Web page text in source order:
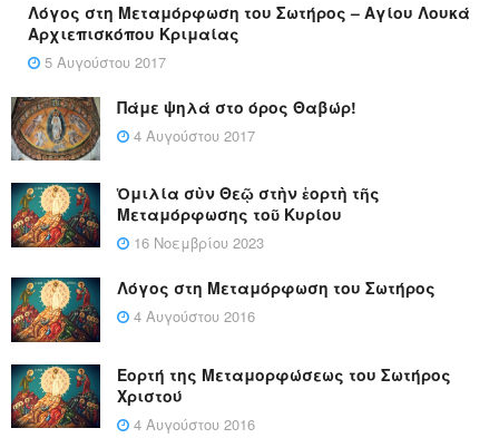
Λόγος στη Μεταμόρφωση του Σωτήρος – Αγίου Λουκά
Αρχιεπισκόπου Κριμαίας
5 Αυγούστου 2017
Πάμε ψηλά στο όρος Θαβώρ!
4 Αυγούστου 2017
Ὁμιλία σὺν Θεῷ στὴν ἑορτὴ τῆς
Μεταμόρφωσης τοῦ Κυρίου
16 Νοεμβρίου 2023
Λόγος στη Μεταμόρφωση του Σωτήρος
4 Αυγούστου 2016
Εορτή της Μεταμορφώσεως του Σωτήρος
Χριστού
4 Αυγούστου 2016